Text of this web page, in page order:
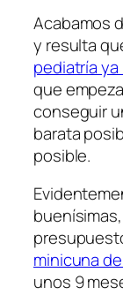
Acabamos
y resulta
pediatría
que
conseguir
barata
posible.
minicuna
unos 9